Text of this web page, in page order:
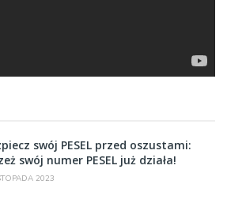
swój PESEL przed oszustami:
swój numer PESEL już działa!
2023